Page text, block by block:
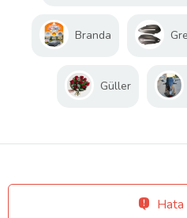
Branda
Güller